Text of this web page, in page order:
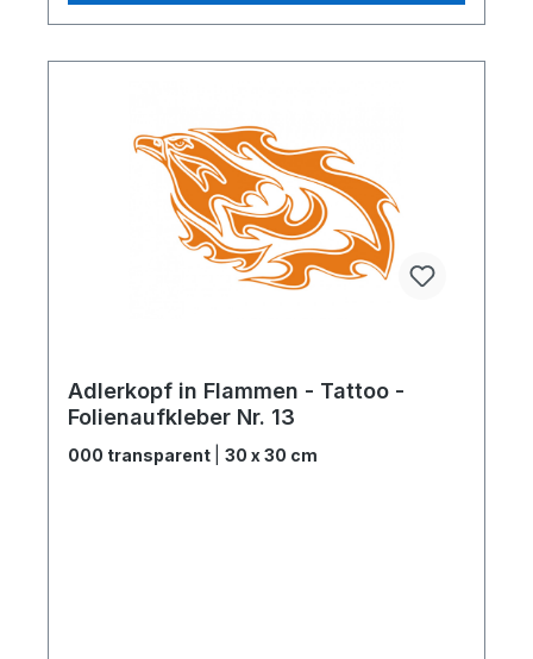
Adlerkopf in Flammen - Tattoo -
Folienaufkleber Nr. 13
000 transparent 30 x 30 cm